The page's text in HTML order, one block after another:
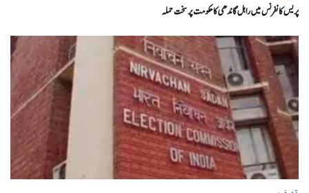
پریس کانفرنس میں راہل گاندھی کا حکومت پر سخت حملہ